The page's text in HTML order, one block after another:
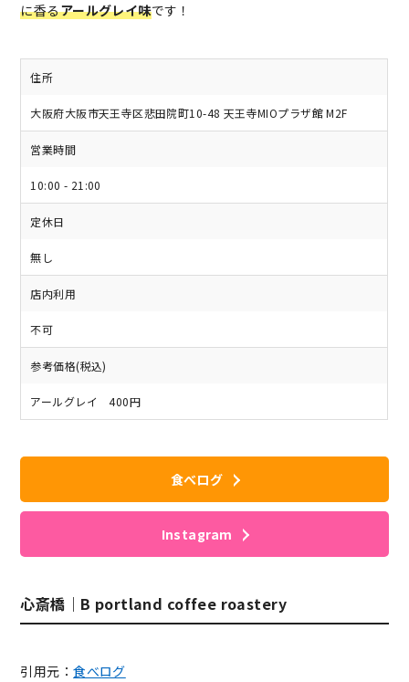
に香るアールグレイ味です！
住所
大阪府大阪市天王寺区悲田院町10-48 天王寺MIOプラザ館 M2F
営業時間
10:00 - 21:00
定休日
無し
店内利用
不可
参考価格(税込)
アールグレイ 400円
食べログ
Instagram
心斎橋｜B portland coffee roastery
引用元：食べログ